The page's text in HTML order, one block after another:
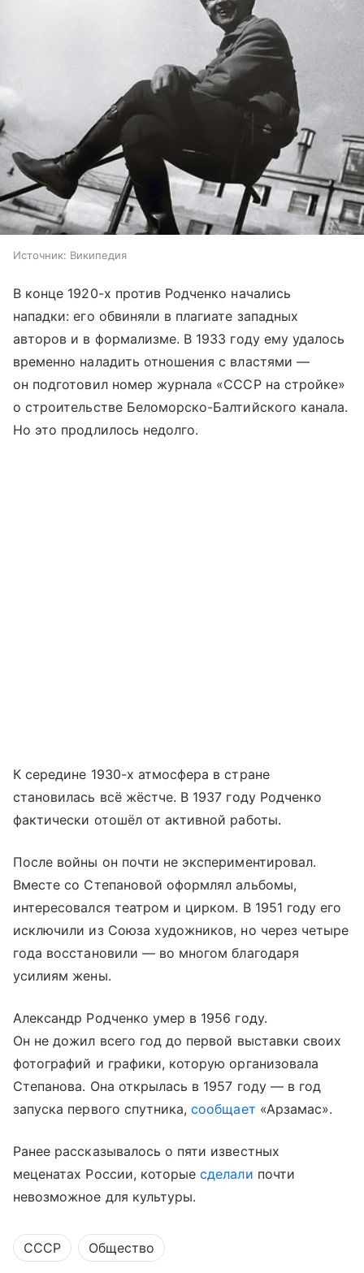
Источник: Википедия
В конце 1920-х против Родченко начались
нападки: его обвиняли в плагиате западных
авторов и в формализме. В 1933 году ему удалось
временно наладить отношения с властями —
он подготовил номер журнала «СССР на стройке»
о строительстве Беломорско-Балтийского канала.
Но это продлилось недолго.
К середине 1930-х атмосфера в стране
становилась всё жёстче. В 1937 году Родченко
фактически отошёл от активной работы.
После войны он почти не экспериментировал.
Вместе со Степановой оформлял альбомы,
интересовался театром и цирком. В 1951 году его
исключили из Союза художников, но через четыре
года восстановили — во многом благодаря
усилиям жены.
Александр Родченко умер в 1956 году.
Он не дожил всего год до первой выставки своих
фотографий и графики, которую организовала
Степанова. Она открылась в 1957 году — в год
запуска первого спутника,сообщает «Арзамас».
Ранее рассказывалось о пяти известных
меценатах России, которыесделали почти
невозможное для культуры.
СССР Общество